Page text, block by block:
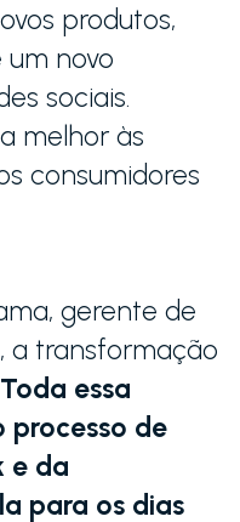
produtos,
novo
sociais.
melhor às
consumidores
gerente de
a transformação
Toda essa
de
e da
para os dias